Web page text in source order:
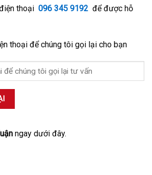
thoại 096 345 9192 để được hỗ
thoại để chúng tôi gọi lại cho bạn
ngay dưới đây.